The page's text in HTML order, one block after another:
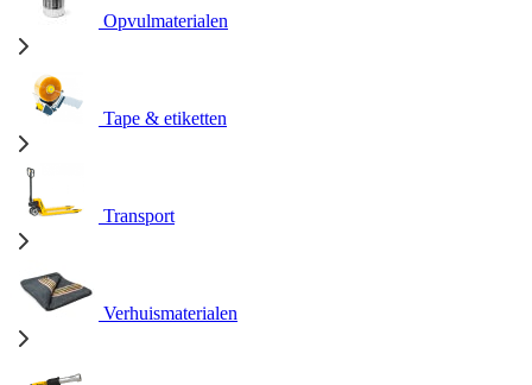
Opvulmaterialen
Tape & etiketten
Transport
Verhuismaterialen